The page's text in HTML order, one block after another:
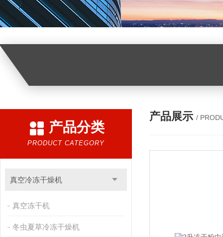
产品分类
PRODUCT CATEGORY
真空冷冻干燥机
真空冻干机
冬虫夏草冷冻干燥机
产品展示 /